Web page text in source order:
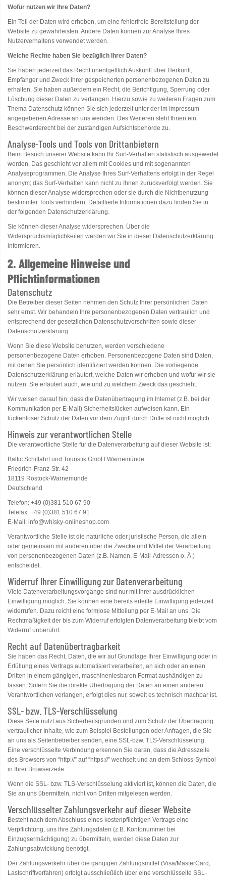
Wofür nutzen wir Ihre Daten?
Ein Teil der Daten wird erhoben, um eine fehlerfreie Bereitstellung der
Website zu gewährleisten. Andere Daten können zur Analyse Ihres
Nutzerverhaltens verwendet werden.
Welche Rechte haben Sie bezüglich Ihrer Daten?
Sie haben jederzeit das Recht unentgeltlich Auskunft über Herkunft,
Empfänger und Zweck Ihrer gespeicherten personenbezogenen Daten zu
erhalten. Sie haben außerdem ein Recht, die Berichtigung, Sperrung oder
Löschung dieser Daten zu verlangen. Hierzu sowie zu weiteren Fragen zum
Thema Datenschutz können Sie sich jederzeit unter der im Impressum
angegebenen Adresse an uns wenden. Des Weiteren steht Ihnen ein
Beschwerderecht bei der zuständigen Aufsichtsbehörde zu.
Analyse-Tools und Tools von Drittanbietern
Beim Besuch unserer Website kann Ihr Surf-Verhalten statistisch ausgewertet
werden. Das geschieht vor allem mit Cookies und mit sogenannten
Analyseprogrammen. Die Analyse Ihres Surf-Verhaltens erfolgt in der Regel
anonym; das Surf-Verhalten kann nicht zu Ihnen zurückverfolgt werden. Sie
können dieser Analyse widersprechen oder sie durch die Nichtbenutzung
bestimmter Tools verhindern. Detaillierte Informationen dazu finden Sie in
der folgenden Datenschutzerklärung.
Sie können dieser Analyse widersprechen. Über die
Widerspruchsmöglichkeiten werden wir Sie in dieser Datenschutzerklärung
informieren.
2. Allgemeine Hinweise und
Pflichtinformationen
Datenschutz
Die Betreiber dieser Seiten nehmen den Schutz Ihrer persönlichen Daten
sehr ernst. Wir behandeln Ihre personenbezogenen Daten vertraulich und
entsprechend der gesetzlichen Datenschutzvorschriften sowie dieser
Datenschutzerklärung.
Wenn Sie diese Website benutzen, werden verschiedene
personenbezogene Daten erhoben. Personenbezogene Daten sind Daten,
mit denen Sie persönlich identifiziert werden können. Die vorliegende
Datenschutzerklärung erläutert, welche Daten wir erheben und wofür wir sie
nutzen. Sie erläutert auch, wie und zu welchem Zweck das geschieht.
Wir weisen darauf hin, dass die Datenübertragung im Internet (z.B. bei der
Kommunikation per E-Mail) Sicherheitslücken aufweisen kann. Ein
lückenloser Schutz der Daten vor dem Zugriff durch Dritte ist nicht möglich.
Hinweis zur verantwortlichen Stelle
Die verantwortliche Stelle für die Datenverarbeitung auf dieser Website ist:
Baltic Schiffahrt und Touristik GmbH Warnemünde
Friedrich-Franz-Str. 42
18119 Rostock-Warnemünde
Deutschland
Telefon: +49 (0)381 510 67 90
Telefax: +49 (0)381 510 67 91
E-Mail: info@whisky-onlineshop.com
Verantwortliche Stelle ist die natürliche oder juristische Person, die allein
oder gemeinsam mit anderen über die Zwecke und Mittel der Verarbeitung
von personenbezogenen Daten (z.B. Namen, E-Mail-Adressen o. Ä.)
entscheidet.
Widerruf Ihrer Einwilligung zur Datenverarbeitung
Viele Datenverarbeitungsvorgänge sind nur mit Ihrer ausdrücklichen
Einwilligung möglich. Sie können eine bereits erteilte Einwilligung jederzeit
widerrufen. Dazu reicht eine formlose Mitteilung per E-Mail an uns. Die
Rechtmäßigkeit der bis zum Widerruf erfolgten Datenverarbeitung bleibt vom
Widerruf unberührt.
Recht auf Datenübertragbarkeit
Sie haben das Recht, Daten, die wir auf Grundlage Ihrer Einwilligung oder in
Erfüllung eines Vertrags automatisiert verarbeiten, an sich oder an einen
Dritten in einem gängigen, maschinenlesbaren Format aushändigen zu
lassen. Sofern Sie die direkte Übertragung der Daten an einen anderen
Verantwortlichen verlangen, erfolgt dies nur, soweit es technisch machbar ist.
SSL- bzw. TLS-Verschlüsselung
Diese Seite nutzt aus Sicherheitsgründen und zum Schutz der Übertragung
vertraulicher Inhalte, wie zum Beispiel Bestellungen oder Anfragen, die Sie
an uns als Seitenbetreiber senden, eine SSL-bzw. TLS-Verschlüsselung.
Eine verschlüsselte Verbindung erkennen Sie daran, dass die Adresszeile
des Browsers von “http://” auf “https://” wechselt und an dem Schloss-Symbol
in Ihrer Browserzeile.
Wenn die SSL- bzw. TLS-Verschlüsselung aktiviert ist, können die Daten, die
Sie an uns übermitteln, nicht von Dritten mitgelesen werden.
Verschlüsselter Zahlungsverkehr auf dieser Website
Besteht nach dem Abschluss eines kostenpflichtigen Vertrags eine
Verpflichtung, uns Ihre Zahlungsdaten (z.B. Kontonummer bei
Einzugsermächtigung) zu übermitteln, werden diese Daten zur
Zahlungsabwicklung benötigt.
Der Zahlungsverkehr über die gängigen Zahlungsmittel (Visa/MasterCard,
Lastschriftverfahren) erfolgt ausschließlich über eine verschlüsselte SSL-